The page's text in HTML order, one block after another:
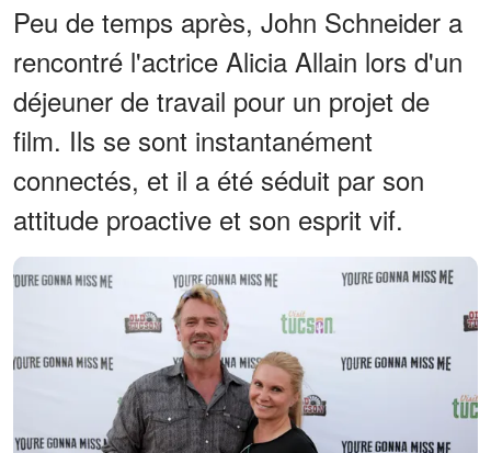
Peu de temps après, John Schneider a
rencontré l'actrice Alicia Allain lors d'un
déjeuner de travail pour un projet de
film. Ils se sont instantanément
connectés, et il a été séduit par son
attitude proactive et son esprit vif.